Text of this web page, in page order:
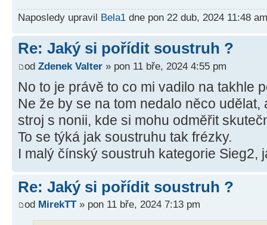
Naposledy upravil Bela1 dne pon 22 dub, 2024 11:48
Re: Jaký si pořídit soustruh ?
od Zdenek Valter » pon 11 bře, 2024 4:55 pm
No to je právě to co mi vadilo na takhle
Ne že by se na tom nedalo něco
stroj s nonii, kde si mohu odměřit
To se týká jak soustruhu tak frézky.
I malý čínský soustruh kategorie Sieg2,
Re: Jaký si pořídit soustruh ?
od MirekTT» pon 11 bře, 2024 7:13 pm